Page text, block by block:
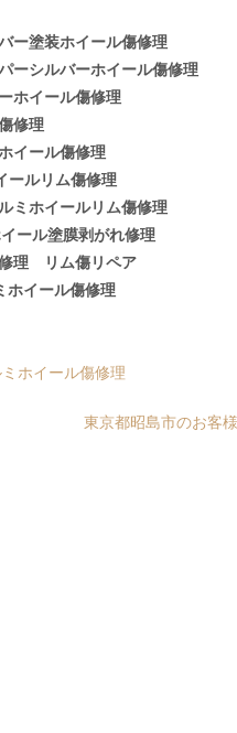
ー塗装ホイール傷修理
ーシルバーホイール傷修理
ホイール傷修理
修理
イール傷修理
ールリム傷修理
ミホイールリム傷修理
ール塗膜剥がれ修理
理 リム傷リペア
イール傷修理
ホイール傷修理
東京都昭島市のお客